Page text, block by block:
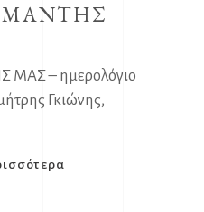
– ημερολόγιο
Γκιώνης,